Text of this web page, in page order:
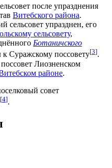
после упразднения
Витебского района.
сельсовет упразднен, его
сельсовету,
Ботаничского
Суражскому поссовету[3].
Лиозненском
районе.
совет
[4].